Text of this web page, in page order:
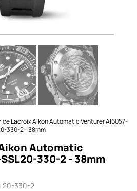
Lacroix Aikon Automatic Venturer AI6057-
330-2 - 38mm
Automatic
330-2 - 38mm
330-2